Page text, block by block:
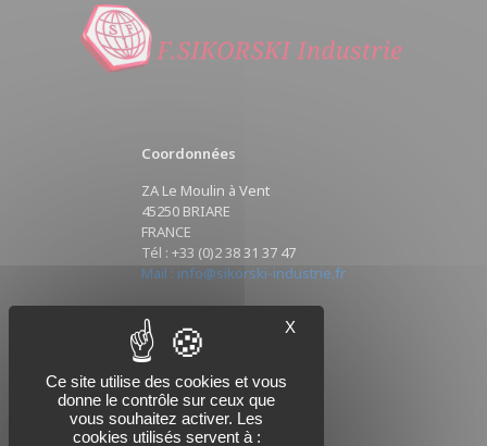
Coordonnées
ZA Le Moulin à Vent
45250 BRIARE
FRANCE
Tél : +33 (0)2 38 31 37 47
Mail : info@sikorski-industrie.fr
Nous suivre
X
Ce site utilise des cookies et vous
donne le contrôle sur ceux que
vous souhaitez activer. Les
cookies utilisés servent à :